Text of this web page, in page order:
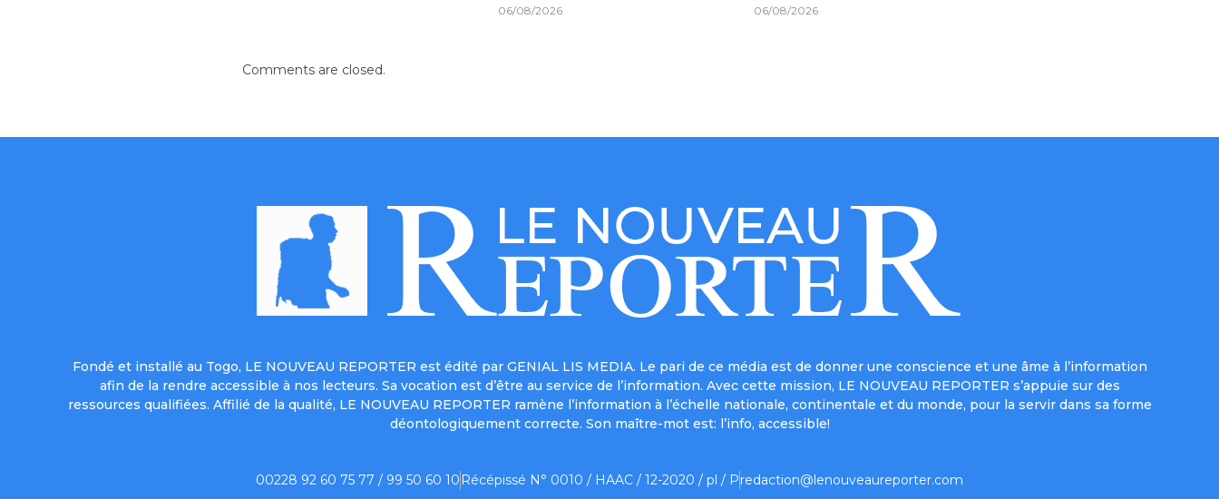
06/08/2026 06/08/2026
Comments are closed.
Fondé et installé au Togo, LE NOUVEAU REPORTER est édité par GENIAL LIS MEDIA. Le pari de ce média est de donner une conscience et une âme à l’information
afin de la rendre accessible à nos lecteurs. Sa vocation est d’être au service de l’information. Avec cette mission, LE NOUVEAU REPORTER s’appuie sur des
ressources qualifiées. Affilié de la qualité, LE NOUVEAU REPORTER ramène l’information à l’échelle nationale, continentale et du monde, pour la servir dans sa forme
déontologiquement correcte. Son maître-mot est: l’info, accessible!
00228 92 60 75 77 / 99 50 60 10 Récépissé N° 0010 / HAAC / 12-2020 / pl / Predaction@lenouveaureporter.com